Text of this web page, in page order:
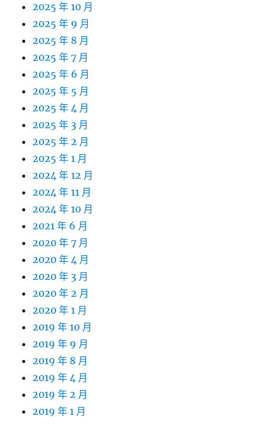
2025 年 10 月
2025 年 9 月
2025 年 8 月
2025 年 7 月
2025 年 6 月
2025 年 5 月
2025 年 4 月
2025 年 3 月
2025 年 2 月
2025 年 1 月
2024 年 12 月
2024 年 11 月
2024 年 10 月
2021 年 6 月
2020 年 7 月
2020 年 4 月
2020 年 3 月
2020 年 2 月
2020 年 1 月
2019 年 10 月
2019 年 9 月
2019 年 8 月
2019 年 4 月
2019 年 2 月
2019 年 1 月